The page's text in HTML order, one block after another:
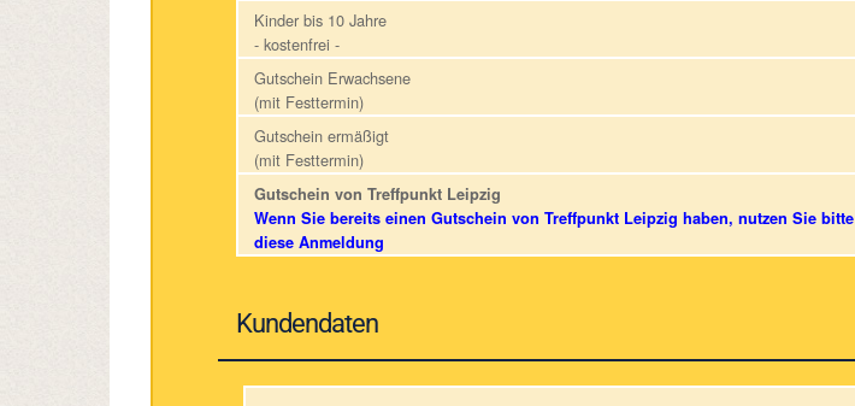
Kinder bis 10 Jahre
- kostenfrei -
Gutschein Erwachsene
(mit Festtermin)
Gutschein ermäßigt
(mit Festtermin)
Gutschein von Treffpunkt Leipzig
Wenn Sie bereits einen Gutschein von Treffpunkt Leipzig haben, nutzen Sie bitte
diese Anmeldung
Kundendaten